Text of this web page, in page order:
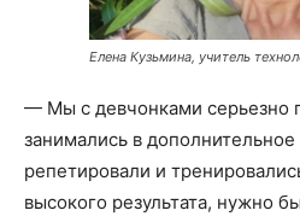
Елена Кузьмина, учитель
— Мы с девчонками серьезно
занимались в
репетировали и
высокого результата, нужно